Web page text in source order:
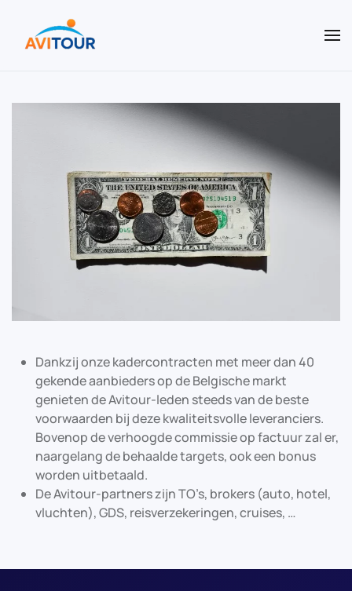
Terug naar hoofdinhoud
Dankzij onze kadercontracten met meer dan 40
gekende aanbieders op de Belgische markt
genieten de Avitour-leden steeds van de beste
voorwaarden bij deze kwaliteitsvolle leveranciers.
Bovenop de verhoogde commissie op factuur zal er,
naargelang de behaalde targets, ook een bonus
worden uitbetaald.
De Avitour-partners zijn TO’s, brokers (auto, hotel,
vluchten), GDS, reisverzekeringen, cruises, …